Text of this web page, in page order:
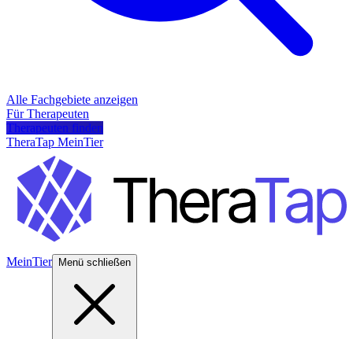
Alle Fachgebiete anzeigen
Für Therapeuten
Therapeuten finden
TheraTap MeinTier
MeinTier Menü schließen